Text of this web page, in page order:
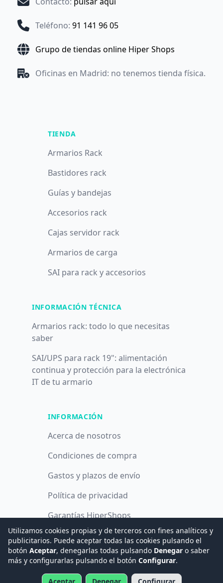
Teléfono: 91 141 96 05
Grupo de tiendas online Hiper Shops
Oficinas en Madrid: no tenemos tienda física.
TIENDA
Armarios Rack
Bastidores rack
Guías y bandejas
Accesorios rack
Cajas servidor rack
Armarios de carga
SAI para rack y accesorios
INFORMACIÓN TÉCNICA
Armarios rack: todo lo que necesitas
saber
SAI/UPS para rack 19": alimentación
continua y protección para la electrónica
IT de tu armario
INFORMACIÓN
Acerca de nosotros
Condiciones de compra
Gastos y plazos de envío
Política de privacidad
Garantías HiperShops
Política de cookies
© 2008 -2026Hogar Digital e Inmótica Ingenieros, S.L.
Utilizamos cookies propias y de terceros con fines analíticos y
publicitarios. Puede aceptar todas las cookies pulsando el
botón Aceptar, denegarlas todas pulsando Denegar o saber
más y configurarlas pulsando el botón Configurar.